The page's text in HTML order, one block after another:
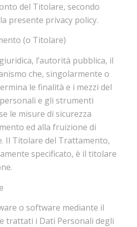
del Titolare, secondo
presente privacy policy.
(o Titolare)
l’autorità pubblica, il
che, singolarmente o
le finalità e i mezzi del
e gli strumenti
le misure di sicurezza
ed alla fruizione di
Il Titolare del Trattamento,
specificato, è il titolare
o software mediante il
trattati i Dati Personali degli